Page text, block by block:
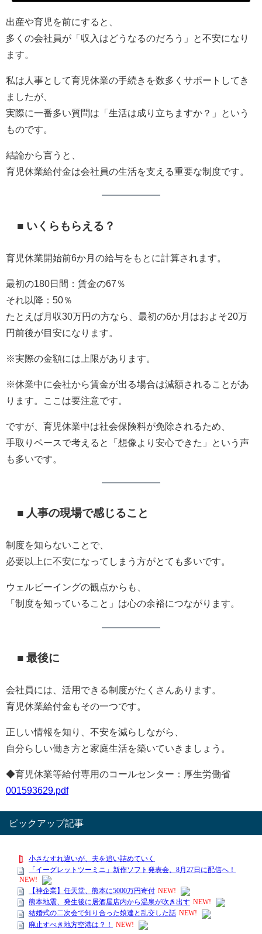
出産や育児を前にすると、
多くの会社員が「収入はどうなるのだろう」と不安になり
ます。
私は人事として育児休業の手続きを数多くサポートしてき
ましたが、
実際に一番多い質問は「生活は成り立ちますか？」という
ものです。
結論から言うと、
育児休業給付金は会社員の生活を支える重要な制度です。
■ いくらもらえる？
育児休業開始前6か月の給与をもとに計算されます。
最初の180日間：賃金の67％
それ以降：50％
たとえば月収30万円の方なら、最初の6か月はおよそ20万
円前後が目安になります。
※実際の金額には上限があります。
※休業中に会社から賃金が出る場合は減額されることがあ
ります。ここは要注意です。
ですが、育児休業中は社会保険料が免除されるため、
手取りベースで考えると「想像より安心できた」という声
も多いです。
■ 人事の現場で感じること
制度を知らないことで、
必要以上に不安になってしまう方がとても多いです。
ウェルビーイングの観点からも、
「制度を知っていること」は心の余裕につながります。
■ 最後に
会社員には、活用できる制度がたくさんあります。
育児休業給付金もその一つです。
正しい情報を知り、不安を減らしながら、
自分らしい働き方と家庭生活を築いていきましょう。
◆育児休業等給付専用のコールセンター：厚生労働省
001593629.pdf
ピックアップ記事